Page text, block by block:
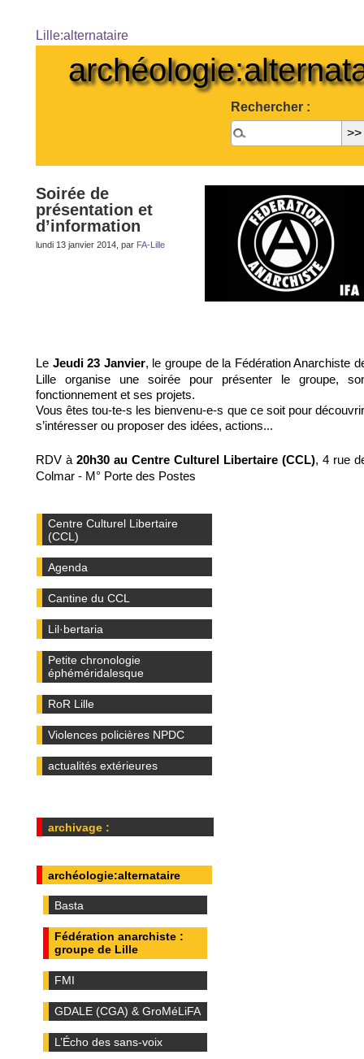
Lille:alternataire
Rechercher :
Soirée de
présentation et
d’information
lundi 13 janvier 2014, par FA-Lille
Le Jeudi 23 Janvier, le groupe de la Fédération Anarchiste
Lille organise une soirée pour présenter le groupe,
fonctionnement et ses projets.
Vous êtes tou-te-s les bienvenu-e-s que ce soit pour
s’intéresser ou proposer des idées, actions...
RDV à 20h30 au Centre Culturel Libertaire (CCL), 4 rue
Colmar - M° Porte des Postes
Centre Culturel Libertaire
(CCL)
Agenda
Cantine du CCL
Lil·bertaria
Petite chronologie
éphéméridalesque
RoR Lille
Violences policières NPDC
actualités extérieures
archivage :
archéologie:alternataire
Basta
Fédération anarchiste :
groupe de Lille
FMI
GDALE (CGA) & GroMéLiFA
L’Écho des sans-voix